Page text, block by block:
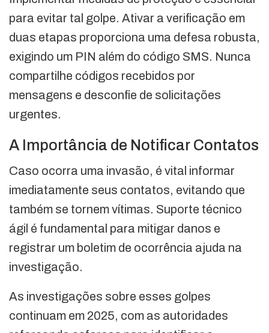
para evitar tal golpe. Ativar a verificação em
duas etapas proporciona uma defesa robusta,
exigindo um PIN além do código SMS. Nunca
compartilhe códigos recebidos por
mensagens e desconfie de solicitações
urgentes.
A Importância de Notificar Contatos
Caso ocorra uma invasão, é vital informar
imediatamente seus contatos, evitando que
também se tornem vítimas. Suporte técnico
ágil é fundamental para mitigar danos e
registrar um boletim de ocorrência ajuda na
investigação.
As investigações sobre esses golpes
continuam em 2025, com as autoridades